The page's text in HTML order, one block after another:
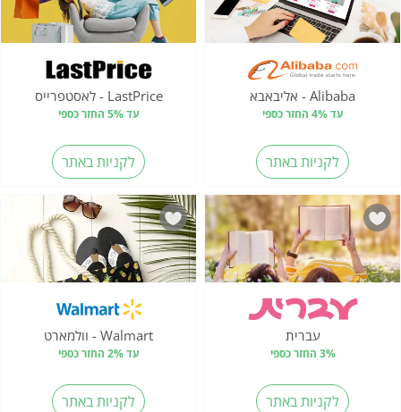
Alibaba - אליבאבא
עד 4% החזר כספי
לקניות באתר
LastPrice - לאסטפרייס
עד 5% החזר כספי
לקניות באתר
עברית
3% החזר כספי
לקניות באתר
Walmart - וולמארט
עד 2% החזר כספי
לקניות באתר